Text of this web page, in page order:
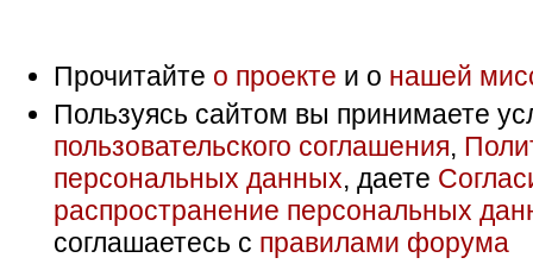
Прочитайте о проекте и о нашей
Пользуясь сайтом вы принимаете
пользовательского соглашения,
персональных данных, даете
распространение персональных
соглашаетесь с правилами форума